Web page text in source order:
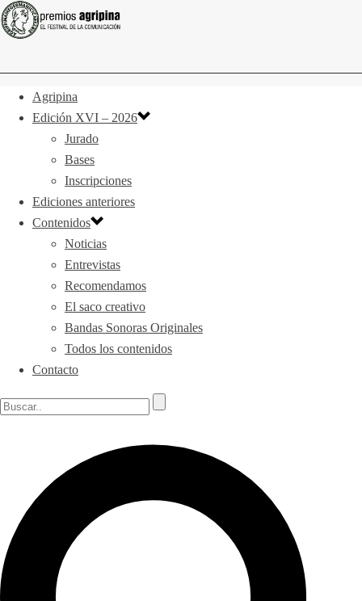
Agripina
Edición XVI – 2026
Jurado
Bases
Inscripciones
Ediciones anteriores
Contenidos
Noticias
Entrevistas
Recomendamos
El saco creativo
Bandas Sonoras Originales
Todos los contenidos
Contacto